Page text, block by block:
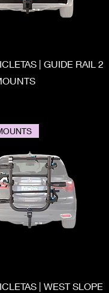
| GUIDE RAIL 2
| WEST SLOPE